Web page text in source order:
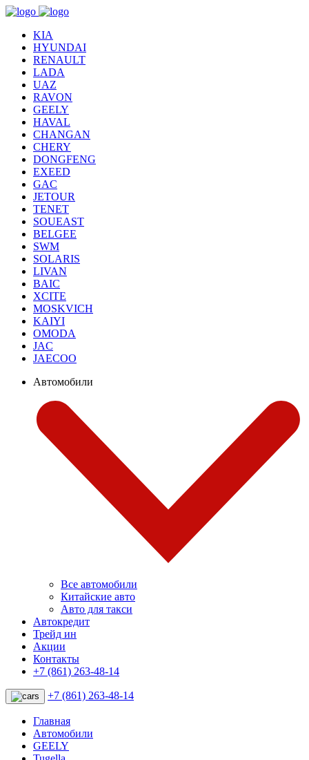
KIA
HYUNDAI
RENAULT
LADA
UAZ
RAVON
GEELY
HAVAL
CHANGAN
CHERY
DONGFENG
EXEED
GAC
JETOUR
TENET
SOUEAST
BELGEE
SWM
SOLARIS
LIVAN
BAIC
XCITE
MOSKVICH
KAIYI
OMODA
JAC
JAECOO
Автомобили
Все автомобили
Китайские авто
Авто для такси
Автокредит
Трейд ин
Акции
Контакты
+7 (861) 263-48-14
+7 (861) 263-48-14
Главная
Автомобили
GEELY